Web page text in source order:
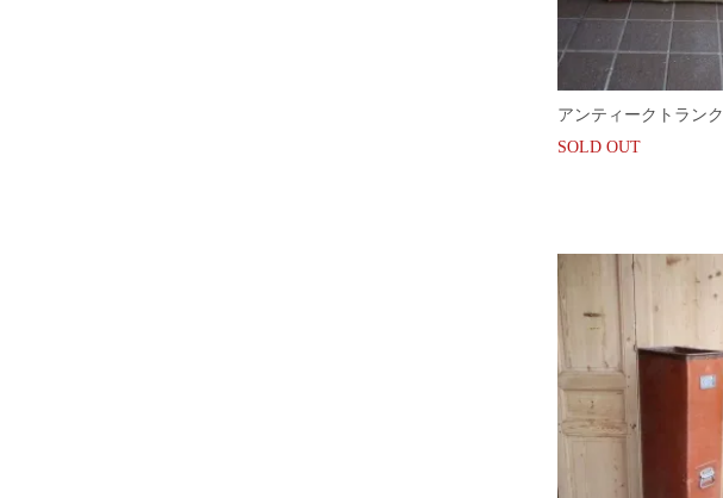
アンティークトランク
SOLD OUT